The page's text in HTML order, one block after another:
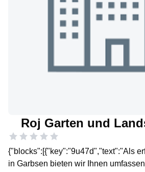
Roj Garten und
{"blocks":[{"key":"9u47d","text":"Als
in Garbsen bieten wir Ihnen